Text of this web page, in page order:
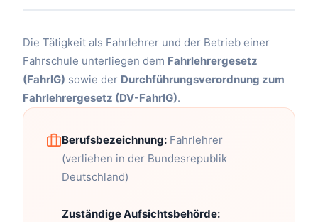
Die Tätigkeit als Fahrlehrer und der Betrieb einer
Fahrschule unterliegen dem Fahrlehrergesetz
(FahrlG) sowie der Durchführungsverordnung zum
Fahrlehrergesetz (DV-FahrlG).
Berufsbezeichnung: Fahrlehrer
(verliehen in der Bundesrepublik
Deutschland)
Zuständige Aufsichtsbehörde: